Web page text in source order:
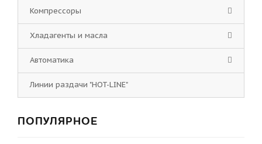
Компрессоры
Хладагенты и масла
Автоматика
Линии раздачи "HOT-LINE"
ПОПУЛЯРНОЕ